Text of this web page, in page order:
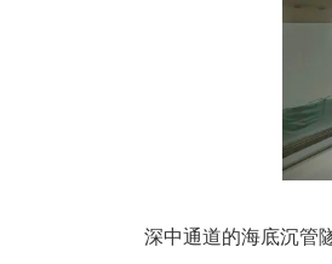
深中通道的海底沉管